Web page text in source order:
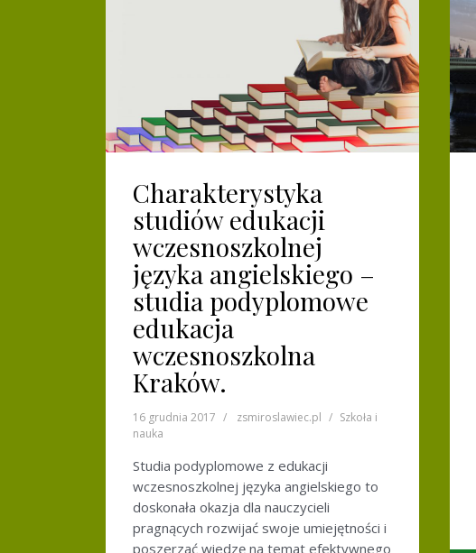
Charakterystyka
studiów edukacji
wczesnoszkolnej
języka angielskiego –
studia podyplomowe
edukacja
wczesnoszkolna
Kraków.
16 grudnia 2017 zsmiroslawiec.pl
Szkoła i
nauka
Studia podyplomowe z edukacji
wczesnoszkolnej języka angielskiego to
doskonała okazja dla nauczycieli
pragnących rozwijać swoje umiejętności i
poszerzać wiedzę na temat efektywnego